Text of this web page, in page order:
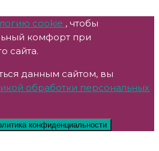
cookie , чтобы
комфорт при
сайта.
данным сайтом, вы
обработки персональных
конфиденциальности